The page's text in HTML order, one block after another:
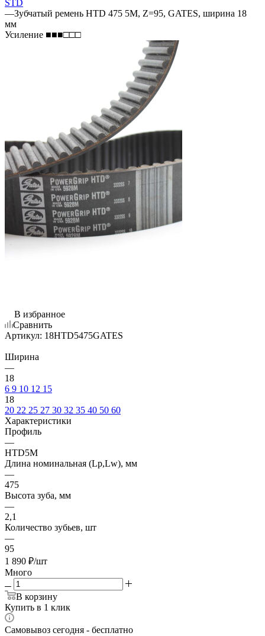
STD
—Зубчатый ремень HTD 475 5M, Z=95, GATES, ширина 18
мм
Усиление ■■■□□□
В избранное
Сравнить
Артикул: 18HTD5475GATES
Ширина
—
18
6 9 10 12 15
18
20 22 25 27 30 32 35 40 50 60
Характеристики
Профиль
—
HTD5M
Длина номинальная (Lp,Lw), мм
—
475
Высота зуба, мм
—
2,1
Количество зубьев, шт
—
95
1 890 ₽/шт
Много
В корзину
Купить в 1 клик
Самовывоз сегодня - бесплатно